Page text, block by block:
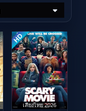
HD
เสียงไทย 2026